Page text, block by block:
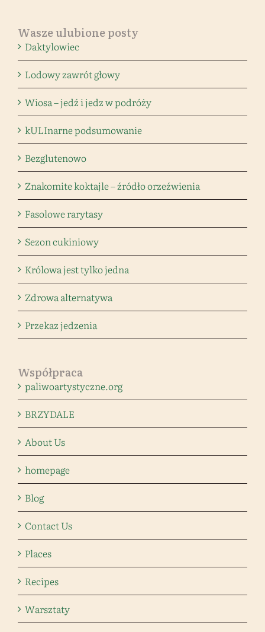
Wasze ulubione posty
Daktylowiec
Lodowy zawrót głowy
Wiosa – jedź i jedz w podróży
kULInarne podsumowanie
Bezglutenowo
Znakomite koktajle – źródło orzeźwienia
Fasolowe rarytasy
Sezon cukiniowy
Królowa jest tylko jedna
Zdrowa alternatywa
Przekaz jedzenia
Współpraca
paliwoartystyczne.org
BRZYDALE
About Us
homepage
Blog
Contact Us
Places
Recipes
Warsztaty